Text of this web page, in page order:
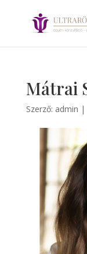
Mátrai
Szerző: admin |